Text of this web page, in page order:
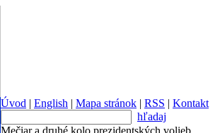
Úvod | English | Mapa stránok | RSS | Kontakt
hľadaj
Mečiar a druhé kolo prezidentských volieb